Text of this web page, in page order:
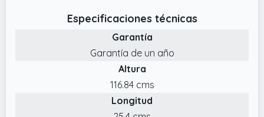
de 36V 10.4Ah permite una autonomía
aproximada de 2530 km, ideal para
desplazamientos diarios, trabajo o trayectos
✔️ 5️⃣ Diseño plegable y resistente Fabricado
con estructura de aleación de aluminio,
Especificaciones técnicas
Garantía
Garantía de un año
Altura
116.84 cms
Longitud